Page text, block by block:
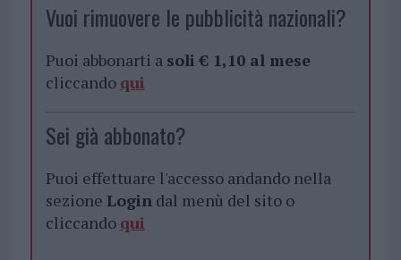
Vuoi rimuovere le pubblicità nazionali?
Puoi abbonarti a soli € 1,10 al mese
cliccando qui
Sei già abbonato?
Puoi effettuare l'accesso andando nella
sezione Logindal menù del sito o
cliccando qui